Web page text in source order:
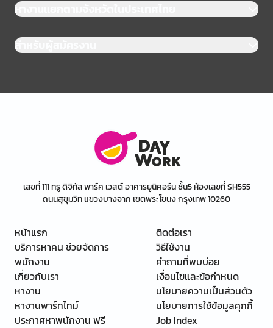
หางานแยกตามจังหวัดในประเทศไทย
สำหรับผู้สมัครงาน
เลขที่ 111 ทรู ดิจิทัล พาร์ค เวสต์ อาคารยูนิคอร์น ชั้น5 ห้องเลขที่ SH555
ถนนสุขุมวิท แขวงบางจาก เขตพระโขนง กรุงเทพ 10260
หน้าแรก
บริการหาคน ช่วยจัดการ
พนักงาน
เกี่ยวกับเรา
หางาน
หางานพาร์ทไทม์
ประกาศหาพนักงาน ฟรี
ติดต่อเรา
วิธีใช้งาน
คำถามที่พบบ่อย
เงื่อนไขและข้อกำหนด
นโยบายความเป็นส่วนตัว
นโยบายการใช้ข้อมูลคุกกี้
Job Index